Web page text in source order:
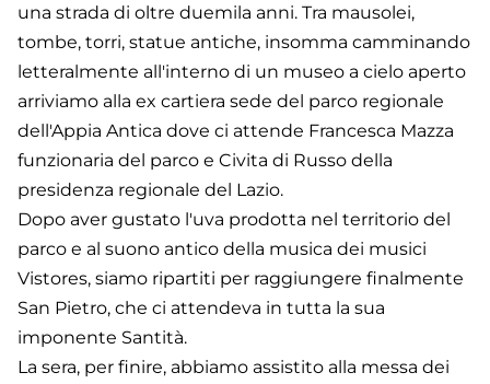
una strada di oltre duemila anni. Tra mausolei,
tombe, torri, statue antiche, insomma camminando
letteralmente all'interno di un museo a cielo aperto
arriviamo alla ex cartiera sede del parco regionale
dell'Appia Antica dove ci attende Francesca Mazza
funzionaria del parco e Civita di Russo della
presidenza regionale del Lazio.
Dopo aver gustato l'uva prodotta nel territorio del
parco e al suono antico della musica dei musici
Vistores, siamo ripartiti per raggiungere finalmente
San Pietro, che ci attendeva in tutta la sua
imponente Santità.
La sera, per finire, abbiamo assistito alla messa dei